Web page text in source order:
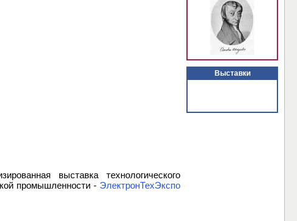
выставка технологического
промышленности - ЭлектронТехЭкспо
Выставки